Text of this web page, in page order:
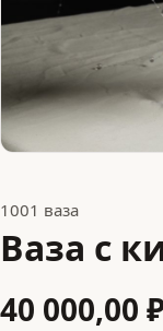
1001 ваза
Ваза с
40 000,00